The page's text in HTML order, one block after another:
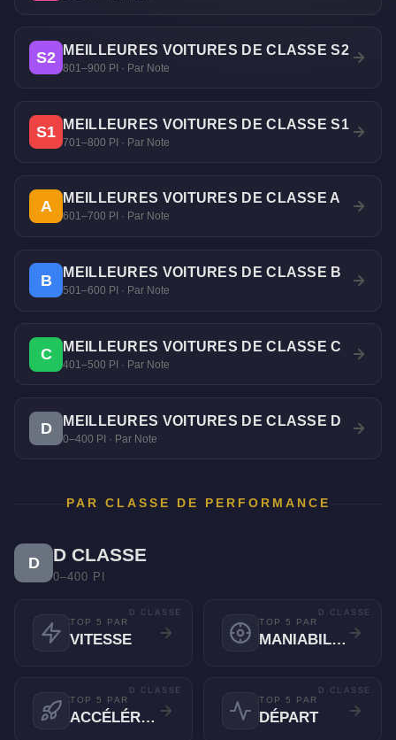
S2 MEILLEURES VOITURES DE CLASSE S2
801–900 PI · Par Note
S1 MEILLEURES VOITURES DE CLASSE S1
701–800 PI · Par Note
A MEILLEURES VOITURES DE CLASSE A
601–700 PI · Par Note
B MEILLEURES VOITURES DE CLASSE B
501–600 PI · Par Note
C MEILLEURES VOITURES DE CLASSE C
401–500 PI · Par Note
D MEILLEURES VOITURES DE CLASSE D
0–400 PI · Par Note
PAR CLASSE DE PERFORMANCE
D D CLASSE
0–400 PI
TOP 5 PAR
VITESSE
D CLASSE
TOP 5 PAR
MANIABILITÉ
D CLASSE
TOP 5 PAR
ACCÉLÉRATION
D CLASSE
TOP 5 PAR
DÉPART
D CLASSE